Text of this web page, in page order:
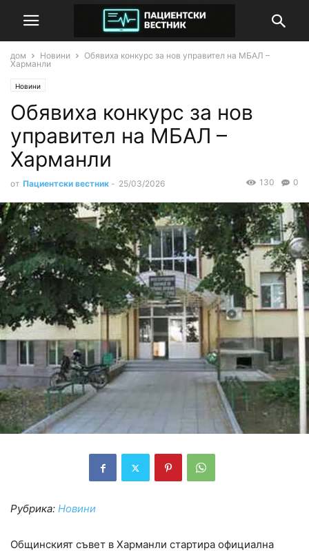
дом Новини
Обявиха конкурс за нов управител на МБАЛ –
Харманли
Новини
Обявиха конкурс за нов
управител на МБАЛ –
Харманли
от Пациентски вестник - 25/03/2026 0
130
Рубрика: Новини
Общинският съвет в Харманли стартира официална